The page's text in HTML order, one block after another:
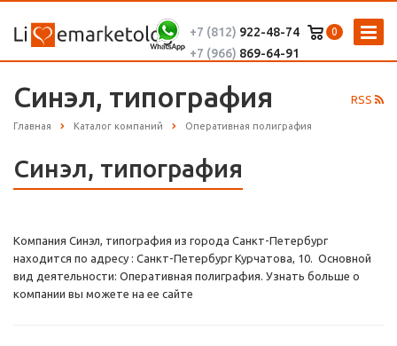
0
+7 (812) 922-48-74
+7 (966) 869-64-91
RSS
Синэл, типография
Главная Каталог компаний Оперативная полиграфия
Синэл, типография
Компания Синэл, типография из города Санкт-Петербург
находится по адресу : Санкт-Петербург Курчатова, 10. Основной
вид деятельности: Оперативная полиграфия. Узнать больше о
компании вы можете на ее сайте